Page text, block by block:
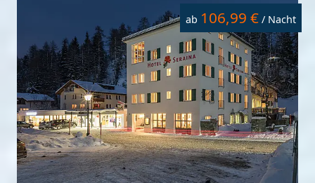
ab 106,99 € / Nacht